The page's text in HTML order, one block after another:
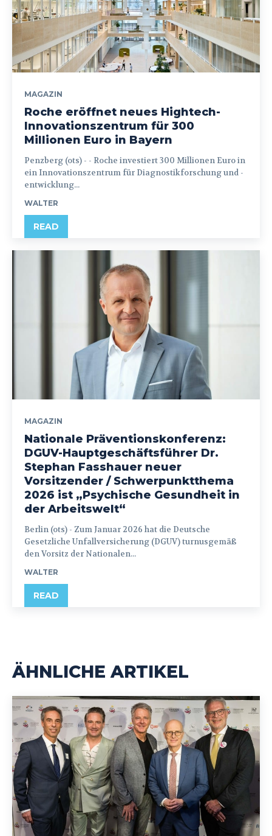
MAGAZIN
Roche eröffnet neues Hightech-
Innovationszentrum für 300
Millionen Euro in Bayern
Penzberg (ots) - - Roche investiert 300 Millionen Euro in
ein Innovationszentrum für Diagnostikforschung und -
entwicklung...
WALTER
READ
MAGAZIN
Nationale Präventionskonferenz:
DGUV-Hauptgeschäftsführer Dr.
Stephan Fasshauer neuer
Vorsitzender / Schwerpunktthema
2026 ist „Psychische Gesundheit in
der Arbeitswelt“
Berlin (ots) - Zum Januar 2026 hat die Deutsche
Gesetzliche Unfallversicherung (DGUV) turnusgemäß
den Vorsitz der Nationalen...
WALTER
READ
ÄHNLICHE ARTIKEL